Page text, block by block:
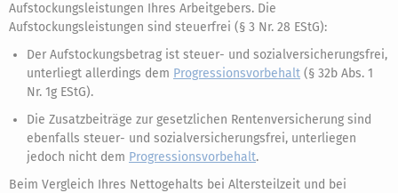
Aufstockungsleistungen Ihres Arbeitgebers. Die
Aufstockungsleistungen sind steuerfrei (§ 3 Nr. 28 EStG):
Der Aufstockungsbetrag ist steuer- und sozialversicherungsfrei,
unterliegt allerdings dem Progressionsvorbehalt (§ 32b Abs. 1
Nr. 1g EStG).
Die Zusatzbeiträge zur gesetzlichen Rentenversicherung sind
ebenfalls steuer- und sozialversicherungsfrei, unterliegen
jedoch nicht dem Progressionsvorbehalt.
Beim Vergleich Ihres Nettogehalts bei Altersteilzeit und bei